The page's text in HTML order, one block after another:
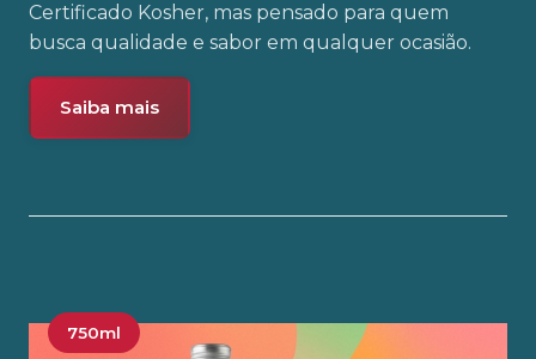
Certificado Kosher, mas pensado para quem
busca qualidade e sabor em qualquer ocasião.
Saiba mais
750ml